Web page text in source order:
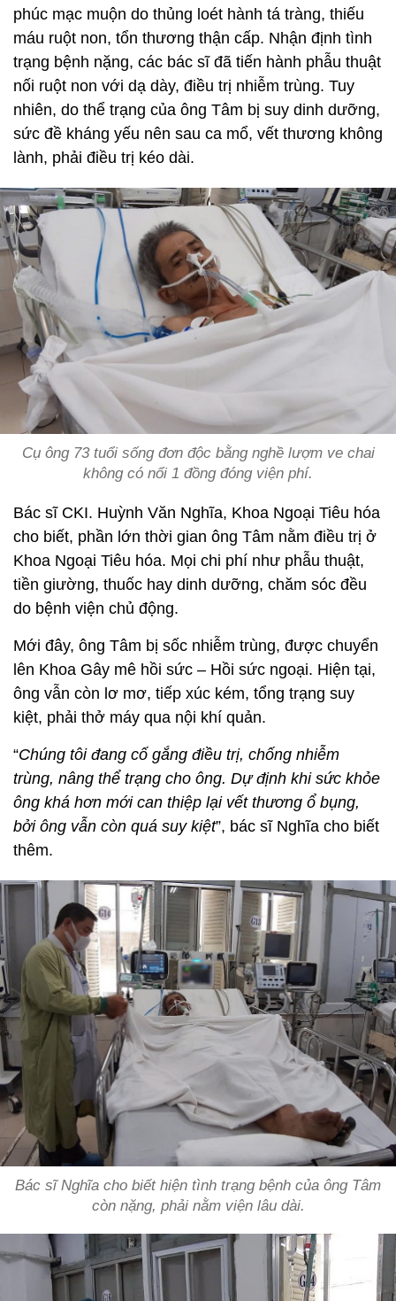
phúc mạc muộn do thủng loét hành tá tràng, thiếu
máu ruột non, tổn thương thận cấp. Nhận định tình
trạng bệnh nặng, các bác sĩ đã tiến hành phẫu thuật
nối ruột non với dạ dày, điều trị nhiễm trùng. Tuy
nhiên, do thể trạng của ông Tâm bị suy dinh dưỡng,
sức đề kháng yếu nên sau ca mổ, vết thương không
lành, phải điều trị kéo dài.
Cụ ông 73 tuổi sống đơn độc bằng nghề lượm ve chai
không có nổi 1 đồng đóng viện phí.
Bác sĩ CKI. Huỳnh Văn Nghĩa, Khoa Ngoại Tiêu hóa
cho biết, phần lớn thời gian ông Tâm nằm điều trị ở
Khoa Ngoại Tiêu hóa. Mọi chi phí như phẫu thuật,
tiền giường, thuốc hay dinh dưỡng, chăm sóc đều
do bệnh viện chủ động.
Mới đây, ông Tâm bị sốc nhiễm trùng, được chuyển
lên Khoa Gây mê hồi sức – Hồi sức ngoại. Hiện tại,
ông vẫn còn lơ mơ, tiếp xúc kém, tổng trạng suy
kiệt, phải thở máy qua nội khí quản.
“Chúng tôi đang cố gắng điều trị, chống nhiễm
trùng, nâng thể trạng cho ông. Dự định khi sức khỏe
ông khá hơn mới can thiệp lại vết thương ổ bụng,
bởi ông vẫn còn quá suy kiệt”, bác sĩ Nghĩa cho biết
thêm.
Bác sĩ Nghĩa cho biết hiện tình trạng bệnh của ông Tâm
còn nặng, phải nằm viện lâu dài.